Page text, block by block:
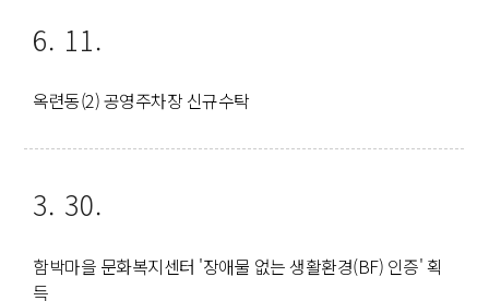
6. 11.
옥련동(2) 공영주차장 신규수탁
3. 30.
함박마을 문화복지센터 '장애물 없는 생활환경(BF) 인증' 획
득